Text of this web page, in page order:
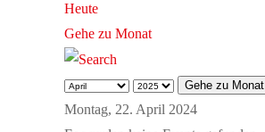
Heute
Gehe zu Monat
Gehe zu Monat
Montag, 22. April 2024